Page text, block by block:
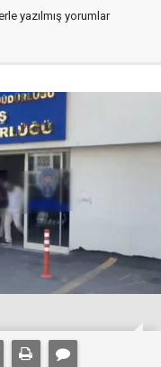
yazılmış yorumlar